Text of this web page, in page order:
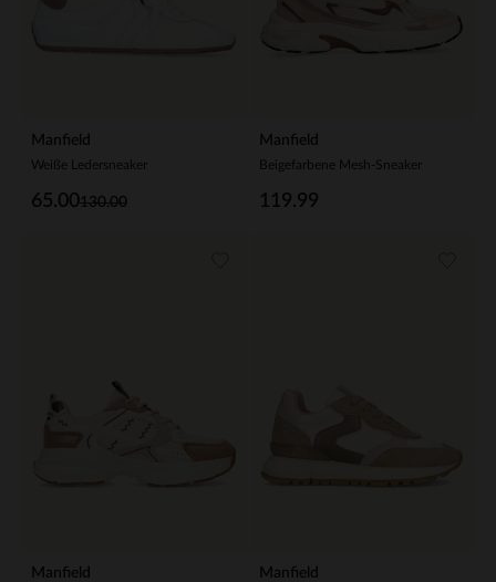
Manfield
Weiße Ledersneaker
130.00
65.00
Manfield
Beigefarbene Mesh-Sneaker
119.99
Manfield Manfield